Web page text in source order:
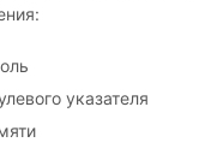
указателя